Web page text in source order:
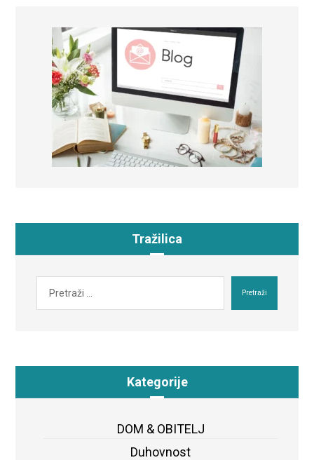
Tražilica
Pretraži
Kategorije
DOM & OBITELJ
Duhovnost